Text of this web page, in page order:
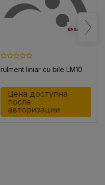
rulment liniar cu bile LM10
Цена доступна
после
авторизации